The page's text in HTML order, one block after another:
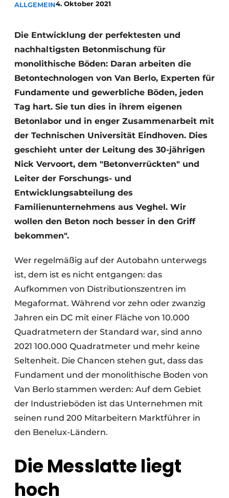
Ein Stellenangebot registrieren
Videos
ALLGEMEIN4. Oktober 2021
Die Entwicklung der perfektesten und
nachhaltigsten Betonmischung für
monolithische Böden: Daran arbeiten die
Betontechnologen von Van Berlo, Experten für
Fundamente und gewerbliche Böden, jeden
Tag hart. Sie tun dies in ihrem eigenen
Betonlabor und in enger Zusammenarbeit mit
der Technischen Universität Eindhoven. Dies
geschieht unter der Leitung des 30-jährigen
Nick Vervoort, dem "Betonverrückten" und
Leiter der Forschungs- und
Entwicklungsabteilung des
Familienunternehmens aus Veghel. Wir
wollen den Beton noch besser in den Griff
bekommen".
Wer regelmäßig auf der Autobahn unterwegs
ist, dem ist es nicht entgangen: das
Aufkommen von Distributionszentren im
Megaformat. Während vor zehn oder zwanzig
Jahren ein DC mit einer Fläche von 10.000
Quadratmetern der Standard war, sind anno
2021 100.000 Quadratmeter und mehr keine
Seltenheit. Die Chancen stehen gut, dass das
Fundament und der monolithische Boden von
Van Berlo stammen werden: Auf dem Gebiet
der Industrieböden ist das Unternehmen mit
seinen rund 200 Mitarbeitern Marktführer in
den Benelux-Ländern.
Die Messlatte liegt
hoch